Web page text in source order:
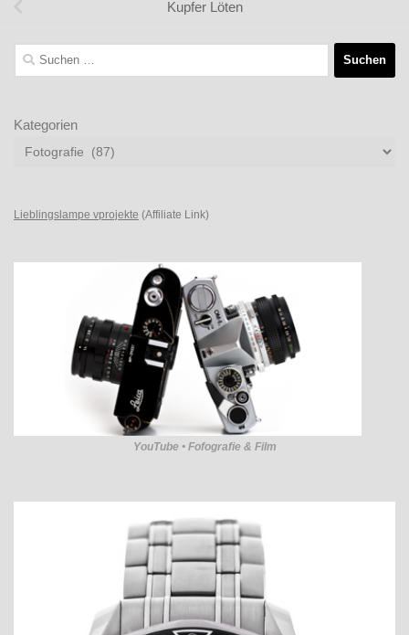
Kupfer Löten
Suchen
nach:
Kategorien
Lieblingslampe vprojekte (Affiliate Link)
YouTube • Fofografie & Film